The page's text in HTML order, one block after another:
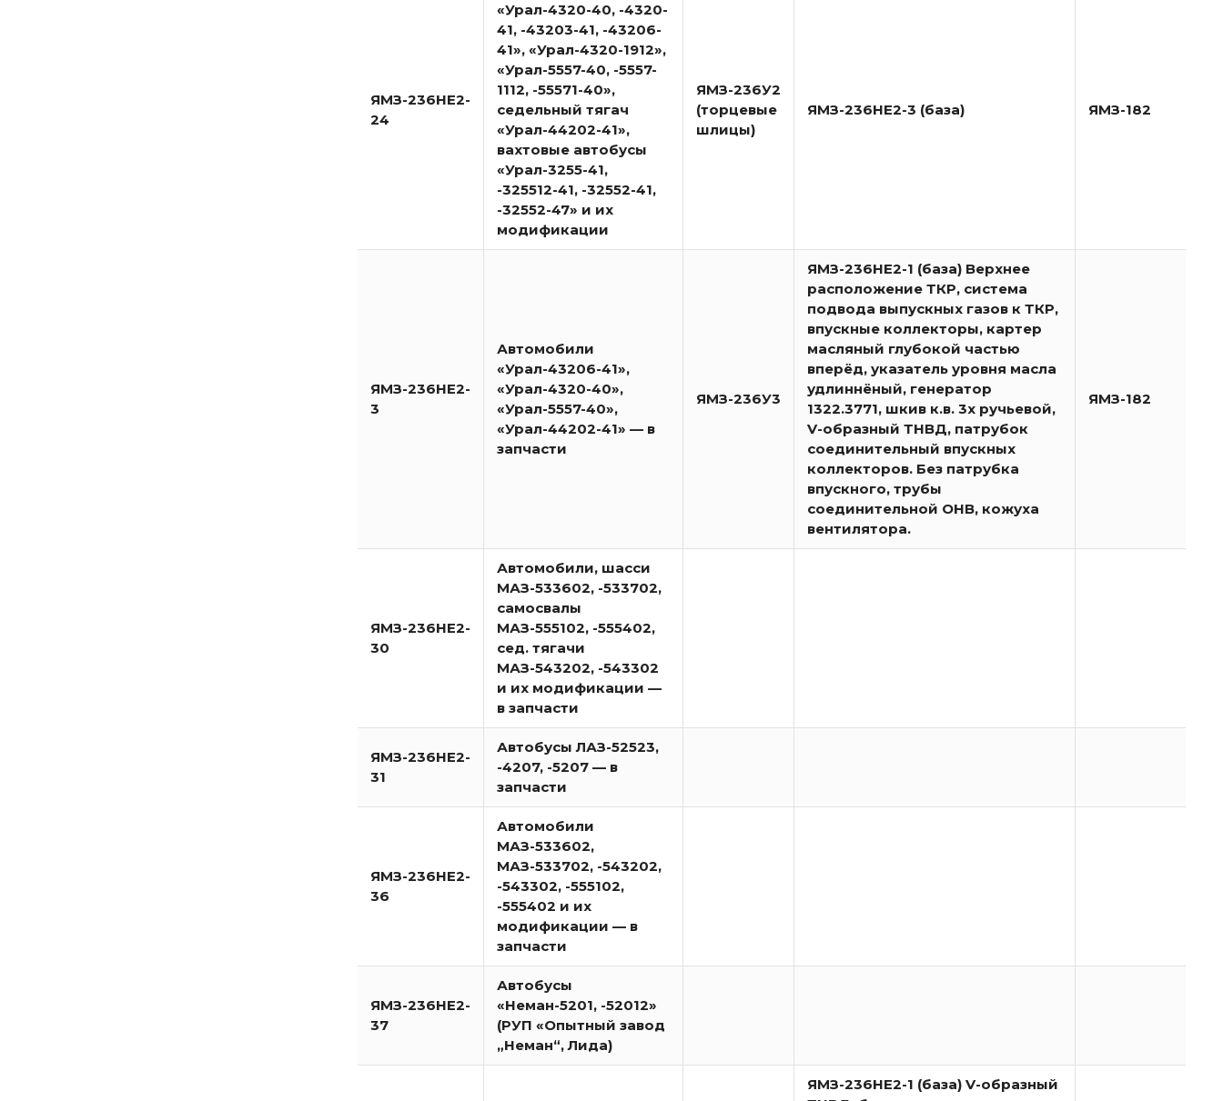
ЯМЗ-236НЕ2-
24
«Урал-4320-40, -4320-
41, -43203-41, -43206-
41», «Урал-4320-1912»,
«Урал-5557-40, -5557-
1112, -55571-40»,
седельный тягач
«Урал-44202-41»,
вахтовые автобусы
«Урал-3255-41,
-325512-41, -32552-41,
-32552-47» и их
модификации
ЯМЗ-236У2
(торцевые
шлицы)
ЯМЗ-236НЕ2-3 (база) ЯМЗ-182
ЯМЗ-236НЕ2-
3
Автомобили
«Урал-43206-41»,
«Урал-4320-40»,
«Урал-5557-40»,
«Урал-44202-41» — в
запчасти
ЯМЗ-236У3
ЯМЗ-236НЕ2-1 (база) Верхнее
расположение ТКР, система
подвода выпускных газов к ТКР,
впускные коллекторы, картер
масляный глубокой частью
вперёд, указатель уровня масла
удлиннёный, генератор
1322.3771, шкив к.в. 3х ручьевой,
V-образный ТНВД, патрубок
соединительный впускных
коллекторов. Без патрубка
впускного, трубы
соединительной ОНВ, кожуха
вентилятора.
ЯМЗ-182
ЯМЗ-236НЕ2-
30
Автомобили, шасси
МАЗ-533602, -533702,
самосвалы
МАЗ-555102, -555402,
сед. тягачи
МАЗ-543202, -543302
и их модификации —
в запчасти
ЯМЗ-236НЕ2-
31
Автобусы ЛАЗ-52523,
-4207, -5207 — в
запчасти
ЯМЗ-236НЕ2-
36
Автомобили
МАЗ-533602,
МАЗ-533702, -543202,
-543302, -555102,
-555402 и их
модификации — в
запчасти
ЯМЗ-236НЕ2-
37
Автобусы
«Неман-5201, -52012»
(РУП «Опытный завод
„Неман“, Лида)
ЯМЗ-236НЕ2-1 (база) V-образный